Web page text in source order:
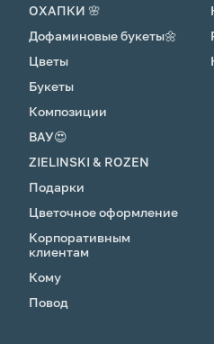
ОХАПКИ 🌸
Дофаминовые букеты🌼
Цветы
Букеты
Композиции
ВАУ😍
ZIELINSKI & ROZEN
Подарки
Цветочное оформление
Корпоративным
клиентам
Кому
Повод